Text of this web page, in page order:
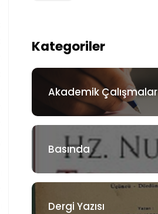
Kategoriler
Akademik Çalışmalar
Basında
Dergi Yazısı